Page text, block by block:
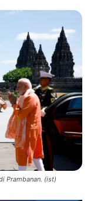
Prambanan. (ist)